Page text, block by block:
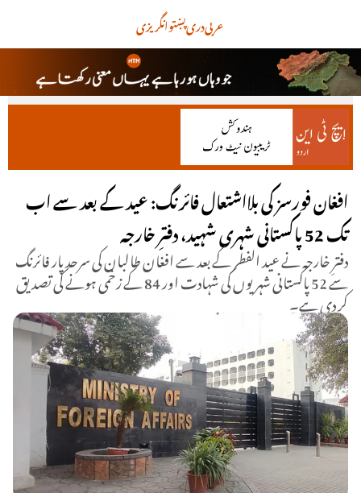
انگریزیپښتودریعربی
افغان فورسز کی بلااشتعال فائرنگ: عید کے بعد سے اب
تک 52 پاکستانی شہری شہید، دفترِ خارجہ
دفترِ خارجہ نے عید الفطر کے بعد سے افغان طالبان کی سرحد پار فائرنگ
سے 52 پاکستانی شہریوں کی شہادت اور 84 کے زخمی ہونے کی تصدیق
کر دی ہے۔